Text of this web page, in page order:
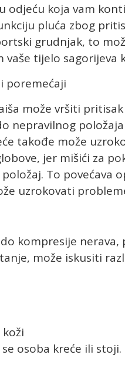
odjeću koja vam
pluća zbog
grudnjak, to
tijelo sagorijeva
poremećaji
može vršiti
nepravilnog
takođe može
jer mišići za
To povećava
uzrokovati
kompresije
može iskusiti
osoba kreće ili stoji.